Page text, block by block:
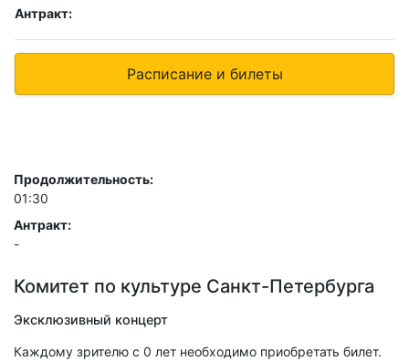
Антракт:
Расписание и билеты
Продолжительность:
01:30
Антракт:
-
Комитет по культуре Санкт-Петербурга
Эксклюзивный концерт
Каждому зрителю c 0 лет необходимо приобретать билет.